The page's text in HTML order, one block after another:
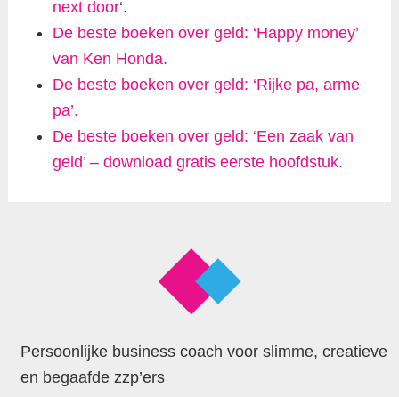
next door‘.
De beste boeken over geld: ‘Happy money’
van Ken Honda.
De beste boeken over geld: ‘Rijke pa, arme
pa’.
De beste boeken over geld: ‘Een zaak van
geld’ – download gratis eerste hoofdstuk.
Persoonlijke business coach voor slimme, creatieve
en begaafde zzp’ers